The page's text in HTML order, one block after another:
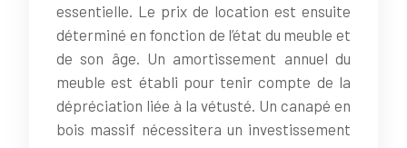
essentielle. Le prix de location est ensuite
déterminé en fonction de l’état du meuble et
de son âge. Un amortissement annuel du
meuble est établi pour tenir compte de la
dépréciation liée à la vétusté. Un canapé en
bois massif nécessitera un investissement